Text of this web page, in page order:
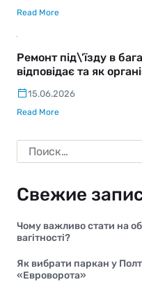
Read More
Ремонт під\’їзду в
відповідає та як
15.06.2026
Read More
Свежие
Чому важливо стати на
вагітності?
Як вибрати паркан у
«Евроворота»